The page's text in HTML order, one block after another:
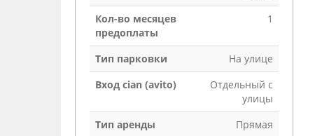
Кол-во месяцев
предоплаты
1
Тип парковки
На улице
Вход cian (avito)
Отдельный с
улицы
Тип аренды
Прямая